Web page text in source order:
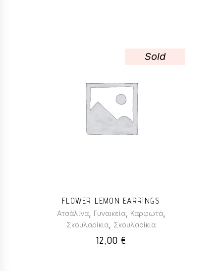
Sold
FLOWER LEMON EARRINGS
Ατσάλινα, Γυναικεία, Καρφωτά,
Σκουλαρίκια, Σκουλαρίκια
12,00 €